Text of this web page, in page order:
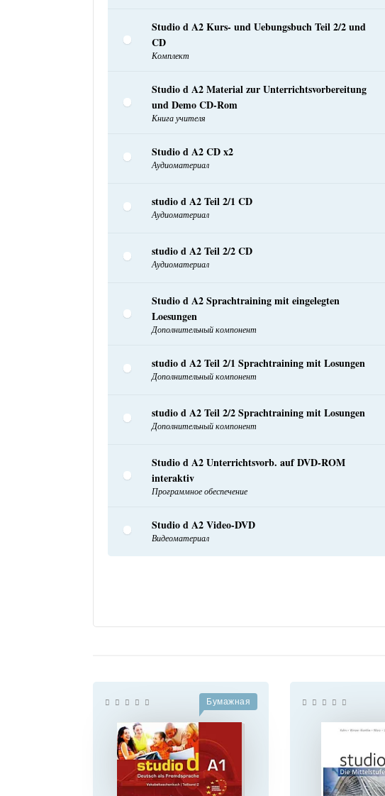
Studio d A2 Kurs- und Uebungsbuch Teil 2/2 und
CD
Комплект
Studio d A2 Material zur Unterrichtsvorbereitung
und Demo CD-Rom
Книга учителя
Studio d A2 CD x2
Аудиоматериал
studio d A2 Teil 2/1 CD
Аудиоматериал
studio d A2 Teil 2/2 CD
Аудиоматериал
Studio d A2 Sprachtraining mit eingelegten
Loesungen
Дополнительный компонент
studio d A2 Teil 2/1 Sprachtraining mit Losungen
Дополнительный компонент
studio d A2 Teil 2/2 Sprachtraining mit Losungen
Дополнительный компонент
Studio d A2 Unterrichtsvorb. auf DVD-ROM
interaktiv
Программное обеспечение
Studio d A2 Video-DVD
Видеоматериал
Бумажная